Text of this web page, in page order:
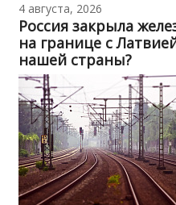
4 августа, 2026
Россия закрыла
на границе с
нашей страны?